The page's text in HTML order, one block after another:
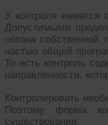
У контроля имеется
Допустимыми
обгона
частью общей
То есть контроль
направленности,
Контролировать
Поэтому форма
существования.